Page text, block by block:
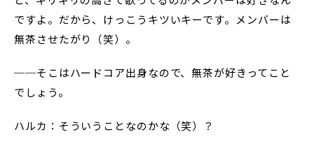
ですよ。だから、けっこうキツいキーです。メンバーは
無茶させたがり（笑）。
──そこはハードコア出身なので、無茶が好きってこと
でしょう。
ハルカ：そういうことなのかな（笑）？